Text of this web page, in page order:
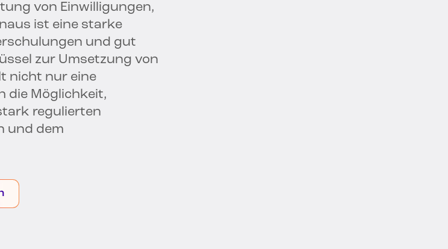
von Einwilligungen,
ist eine starke
und gut
zur Umsetzung von
nicht nur eine
die Möglichkeit,
regulierten
und dem